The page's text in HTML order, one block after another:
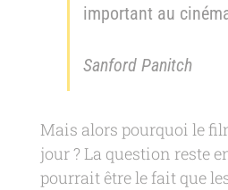
important au
Sanford Panitch
Mais alors pourquoi le
jour ? La question reste
pourrait être le fait que